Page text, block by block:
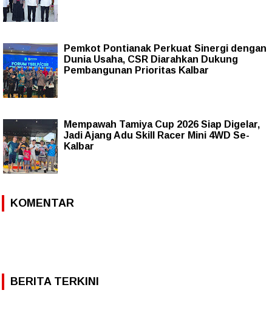
Pemkot Pontianak Perkuat Sinergi dengan
Dunia Usaha, CSR Diarahkan Dukung
Pembangunan Prioritas Kalbar
Mempawah Tamiya Cup 2026 Siap Digelar,
Jadi Ajang Adu Skill Racer Mini 4WD Se-
Kalbar
KOMENTAR
BERITA TERKINI